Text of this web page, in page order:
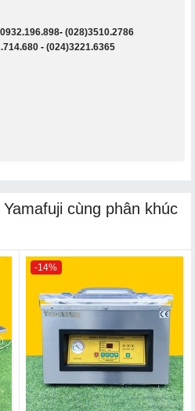
0932.196.898- (028)3510.2786
- (024)3221.6365
cùng phân khúc
-14%